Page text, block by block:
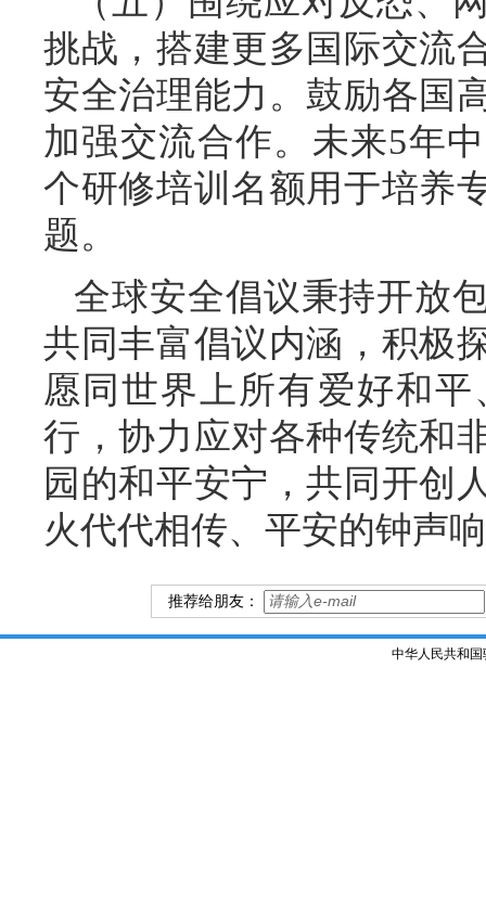
挑战，搭建更多国际交流
安全治理能力。鼓励各国
加强交流合作。未来5年
个研修培训名额用于培养
题。
全球安全倡议秉持开放
共同丰富倡议内涵，积极
愿同世界上所有爱好和
行，协力应对各种传统和
园的和平安宁，共同开创
火代代相传、平安的钟声
推荐给朋友：
中华人民共和